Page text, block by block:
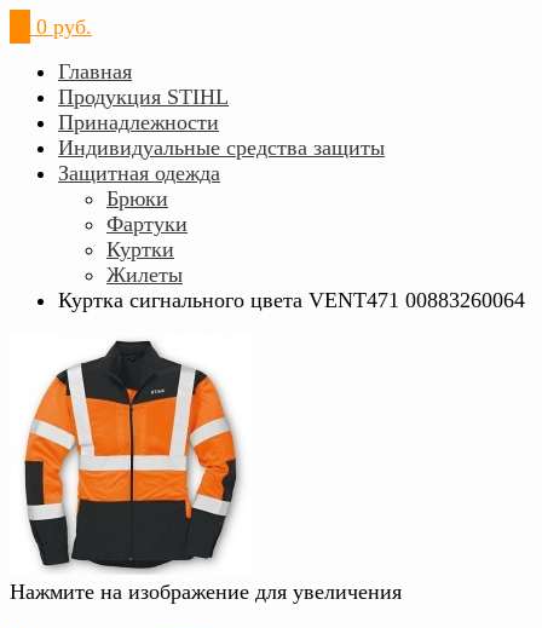
0 руб.
Главная
Продукция STIHL
Принадлежности
Индивидуальные средства защиты
Защитная одежда
Брюки
Фартуки
Куртки
Жилеты
Куртка сигнального цвета VENT471 00883260064
Нажмите на изображение для увеличения